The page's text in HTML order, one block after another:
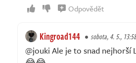
Odpovědět
Kingroad144 sobota, 4. 5., 13:58
@jouki Ale je to snad nejhorší